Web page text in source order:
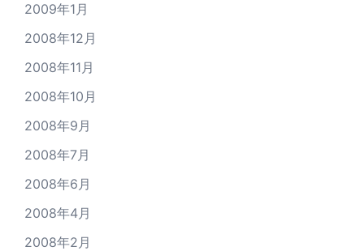
2009年1月
2008年12月
2008年11月
2008年10月
2008年9月
2008年7月
2008年6月
2008年4月
2008年2月